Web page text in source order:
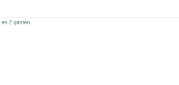
en 2 gasten